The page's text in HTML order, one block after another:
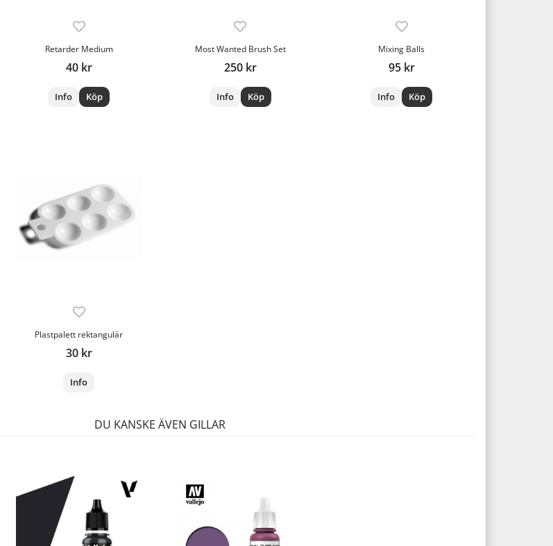
Retarder Medium
40 kr
Info Köp
Most Wanted Brush Set
250 kr
Info Köp
Mixing Balls
95 kr
Info Köp
Plastpalett rektangulär
30 kr
Info
DU KANSKE ÄVEN GILLAR